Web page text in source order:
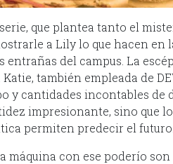
que plantea tanto el
a Lily lo que hacen
entrañas del campus. La
también empleada de
y cantidades incontables de
impresionante, sino que
permiten predecir el futuro.
máquina con ese poderío